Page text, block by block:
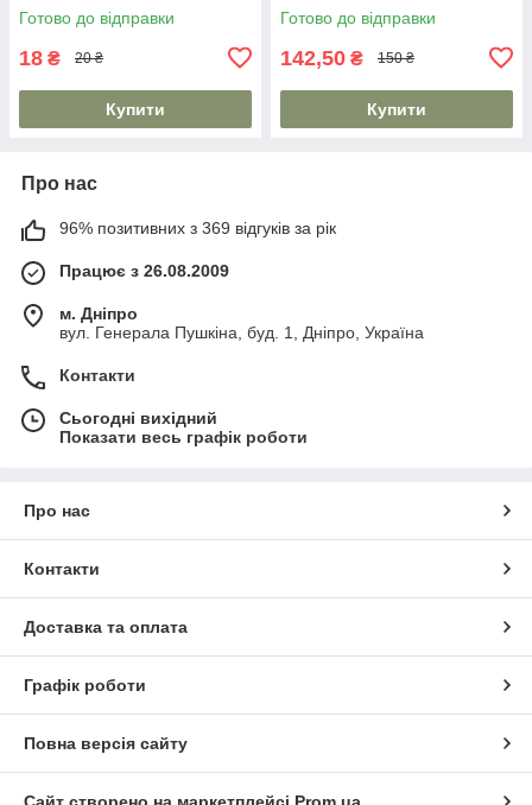
Готово до відправки
18 ₴ 20 ₴
Купити
Готово до відправки
142,50 ₴ 150 ₴
Купити
Про нас
96% позитивних з 369 відгуків за рік
Працює з 26.08.2009
м. Дніпро
вул. Генерала Пушкіна, буд. 1, Дніпро, Україна
Контакти
Сьогодні вихідний
Показати весь графік роботи
Про нас
Контакти
Доставка та оплата
Графік роботи
Повна версія сайту